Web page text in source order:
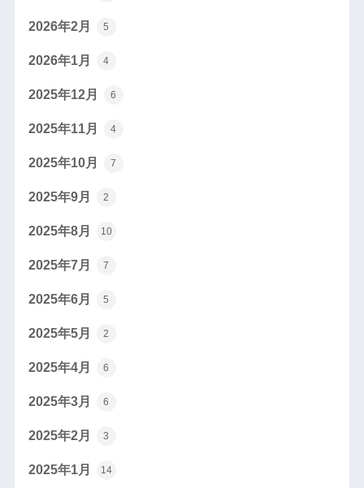
2026年2月 5
2026年1月 4
2025年12月 6
2025年11月 4
2025年10月 7
2025年9月 2
2025年8月 10
2025年7月 7
2025年6月 5
2025年5月 2
2025年4月 6
2025年3月 6
2025年2月 3
2025年1月 14